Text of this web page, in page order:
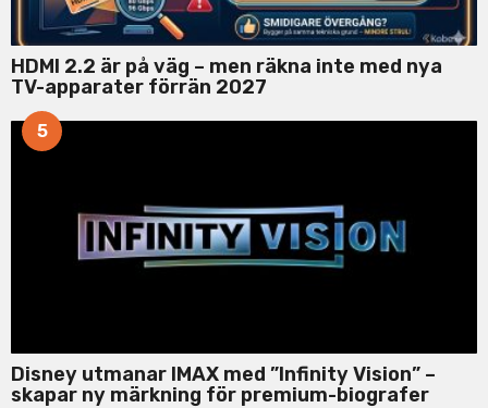
HDMI 2.2 är på väg – men räkna inte med nya
TV-apparater förrän 2027
5
Disney utmanar IMAX med ”Infinity Vision” –
skapar ny märkning för premium-biografer